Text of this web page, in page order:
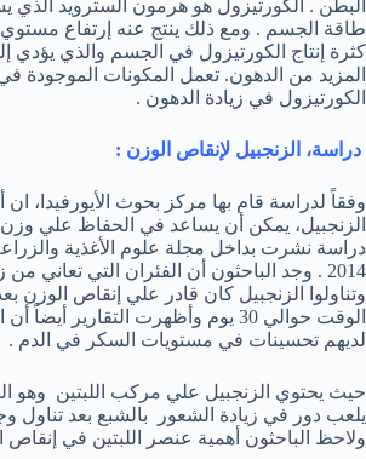
البطن . الكورتيزول هو هرمون السترويد الذي
طاقة الجسم . ومع ذلك ينتج عنه إرتفاع مستوي
كثرة إنتاج الكورتيزول في الجسم والذي يؤدي
المزيد من الدهون. تعمل المكونات الموجودة
الكورتيزول في زيادة الدهون .
دراسة، الزنجبيل لإنقاص الوزن :
وفقاً لدراسة قام بها مركز بحوث الأيورفيدا،
الزنجبيل، يمكن أن يساعد في الحفاظ علي
دراسة نشرت بداخل مجلة علوم الأغذية
2014 . وجد الباحثون أن الفئران التي تعاني من
وتناولوا الزنجبيل كان قادر علي إنقاص الوزن
الوقت حوالي 30 يوم وأظهرت التقارير
لديهم تحسينات في مستويات السكر في الدم .
حيث يحتوي الزنجبيل علي مركب اللبتين وهو
يلعب دور في زيادة الشعور بالشبع بعد تناول
ولاحظ الباحثون أهمية عنصر اللبتين في إنقاص